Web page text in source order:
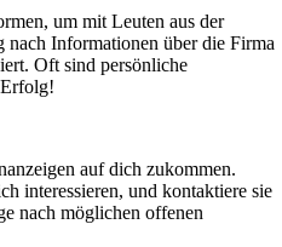
um mit Leuten aus der
Informationen über die Firma
Oft sind persönliche
auf dich zukommen.
interessieren, und kontaktiere sie
nach möglichen offenen